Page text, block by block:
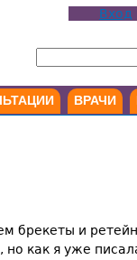
Вход
ВРАЧИ
брекеты и
но как я уже